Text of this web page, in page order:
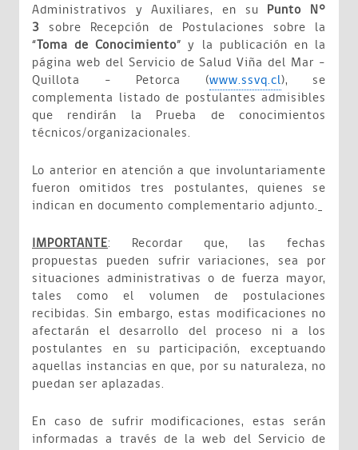
Administrativos y Auxiliares, en su Punto N°
3 sobre Recepción de Postulaciones sobre la
“Toma de Conocimiento” y la publicación en la
página web del Servicio de Salud Viña del Mar –
Quillota – Petorca (www.ssvq.cl), se
complementa listado de postulantes admisibles
que rendirán la Prueba de conocimientos
técnicos/organizacionales.
Lo anterior en atención a que involuntariamente
fueron omitidos tres postulantes, quienes se
indican en documento complementario adjunto.
IMPORTANTE: Recordar que, las fechas
propuestas pueden sufrir variaciones, sea por
situaciones administrativas o de fuerza mayor,
tales como el volumen de postulaciones
recibidas. Sin embargo, estas modificaciones no
afectarán el desarrollo del proceso ni a los
postulantes en su participación, exceptuando
aquellas instancias en que, por su naturaleza, no
puedan ser aplazadas.
En caso de sufrir modificaciones, estas serán
informadas a través de la web del Servicio de